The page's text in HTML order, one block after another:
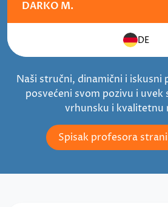
DARKO M.
DE
Naši stručni, dinamični i iskusni
posvećeni svom pozivu i uvek
vrhunsku i kvalitetnu
Spisak profesora